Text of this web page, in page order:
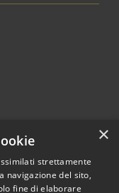
×
strettamente
navigazione del sito,
fine di elaborare